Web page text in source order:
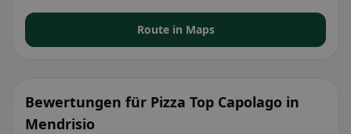
Route in Maps
Bewertungen für Pizza Top Capolago in
Mendrisio